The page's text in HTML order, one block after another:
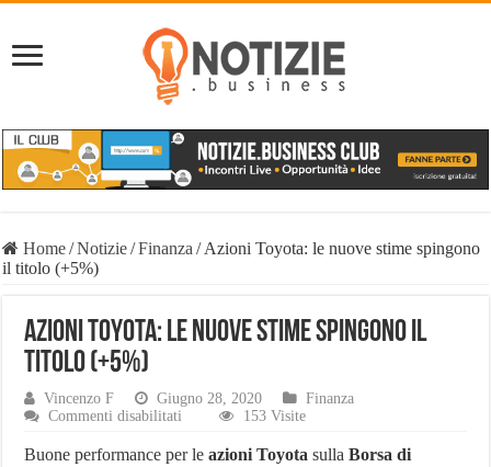
Home/Notizie/Finanza / Azioni Toyota: le nuove stime spingono
il titolo (+5%)
Azioni Toyota: le nuove stime spingono il
titolo (+5%)
Vincenzo F Giugno 28, 2020
Finanza
Commenti disabilitati
Toyota:
153 Visite
Buone performance per le azioni Toyota sulla Borsa di